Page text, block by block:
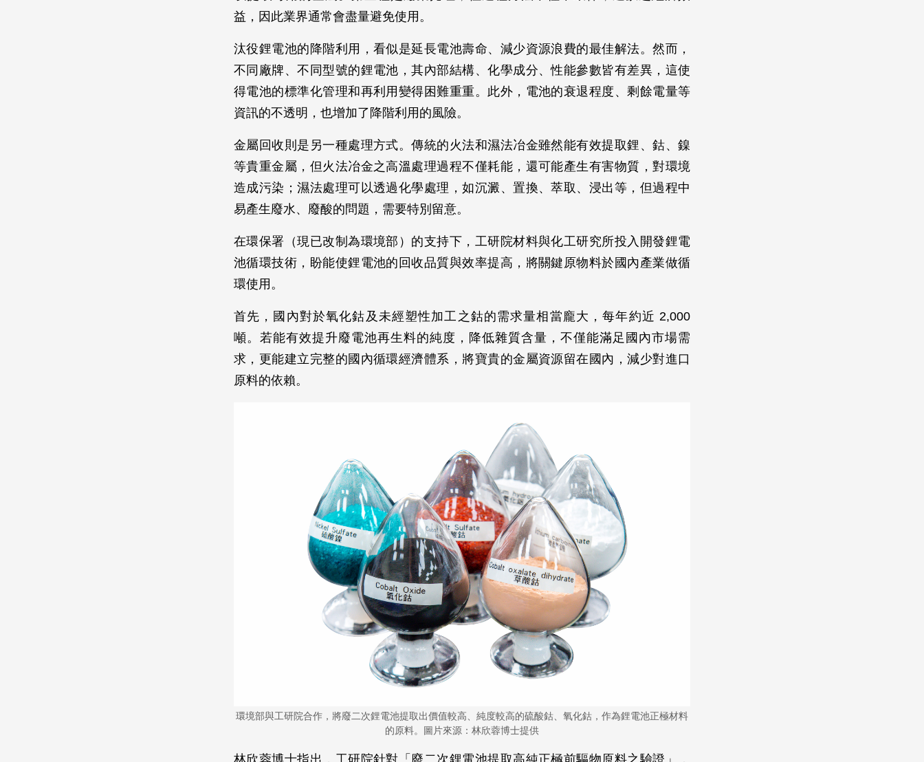
益，因此業界通常會盡量避免使用。
汰役鋰電池的降階利用，看似是延長電池壽命、減少資源浪費的最佳解法。然而，
不同廠牌、不同型號的鋰電池，其內部結構、化學成分、性能參數皆有差異，這使
得電池的標準化管理和再利用變得困難重重。此外，電池的衰退程度、剩餘電量等
資訊的不透明，也增加了降階利用的風險。
金屬回收則是另一種處理方式。傳統的火法和濕法冶金雖然能有效提取鋰、鈷、鎳
等貴重金屬，但火法冶金之高溫處理過程不僅耗能，還可能產生有害物質，對環境
造成污染；濕法處理可以透過化學處理，如沉澱、置換、萃取、浸出等，但過程中
易產生廢水、廢酸的問題，需要特別留意。
在環保署（現已改制為環境部）的支持下，工研院材料與化工研究所投入開發鋰電
池循環技術，盼能使鋰電池的回收品質與效率提高，將關鍵原物料於國內產業做循
環使用。
首先，國內對於氧化鈷及未經塑性加工之鈷的需求量相當龐大，每年約近 2,000
噸。若能有效提升廢電池再生料的純度，降低雜質含量，不僅能滿足國內市場需
求，更能建立完整的國內循環經濟體系，將寶貴的金屬資源留在國內，減少對進口
原料的依賴。
環境部與工研院合作，將廢二次鋰電池提取出價值較高、純度較高的硫酸鈷、氧化鈷，作為鋰電池正極材料
的原料。圖片來源：林欣蓉博士提供